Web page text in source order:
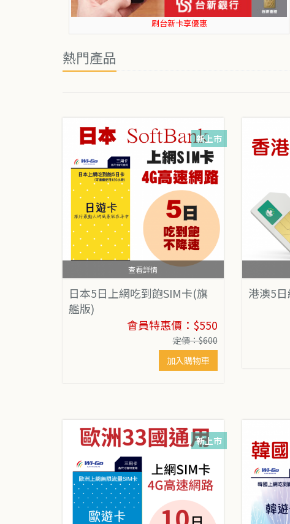
刷聯邦卡享優惠
熱門產品
查看詳情
新上市
日本5日上網吃到飽SIM卡(旗
艦版)
會員特惠價：$550
定價：$600
加入購物車
港澳5
新上市